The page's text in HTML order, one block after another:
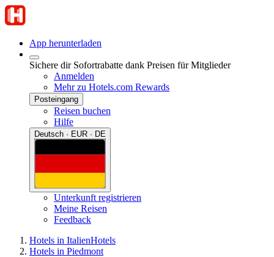
App herunterladen
Sichere dir Sofortrabatte dank Preisen für Mitglieder
Anmelden
Mehr zu Hotels.com Rewards
Posteingang
Reisen buchen
Hilfe
Deutsch · EUR · DE
Unterkunft registrieren
Meine Reisen
Feedback
Hotels in ItalienHotels
Hotels in Piedmont